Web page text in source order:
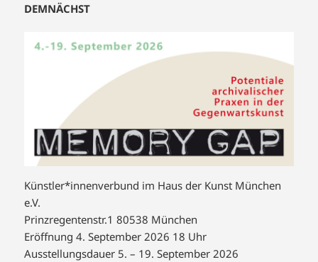
DEMNÄCHST
Künstler*innenverbund im Haus der Kunst München
e.V.
Prinzregentenstr.1 80538 München
Eröffnung 4. September 2026 18 Uhr
Ausstellungsdauer 5. – 19. September 2026